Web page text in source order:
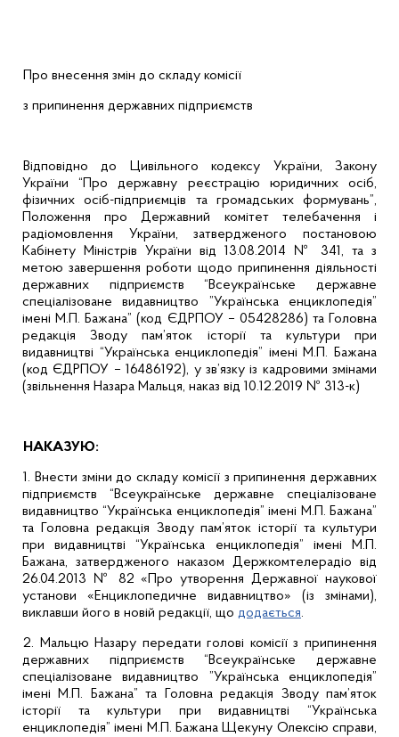
Про внесення змін до складу комісії
з припинення державних підприємств
Відповідно до Цивільного кодексу України, Закону
України “Про державну реєстрацію юридичних осіб,
фізичних осіб-підприємців та громадських формувань”,
Положення про Державний комітет телебачення і
радіомовлення України, затвердженого постановою
Кабінету
Міністрів
України від 13.08.2014 № 341, та з
метою завершення роботи щодо припинення діяльності
державних підприємств “Всеукраїнське державне
спеціалізоване видавництво ”Українська енциклопедія”
імені М.П. Бажана” (код ЄДРПОУ – 05428286) та Головна
редакція Зводу пам’яток історії та культури при
видавництві “Українська енциклопедія” імені М.П. Бажана
(код ЄДРПОУ – 16486192), у зв’язку із кадровими змінами
(звільнення Назара Мальця, наказ від 10.12.2019 № 313-к)
НАКАЗУЮ:
1. Внести зміни до складу комісії з припинення державних
підприємств “Всеукраїнське державне спеціалізоване
видавництво “Українська енциклопедія” імені М.П. Бажана”
та Головна редакція Зводу пам’яток історії та культури
при видавництві “Українська енциклопедія” імені М.П.
Бажана, затвердженого наказом Держкомтелерадіо від
26.04.2013 № 82 «Про утворення Державної наукової
установи «Енциклопедичне видавництво» (із змінами),
виклавши його в новій редакції, що додається.
2. Мальцю Назару передати голові комісії з припинення
державних підприємств “Всеукраїнське державне
спеціалізоване видавництво ”Українська енциклопедія”
імені М.П. Бажана” та Головна редакція Зводу пам’яток
історії та культури при видавництві “Українська
енциклопедія” імені М.П. Бажана Щекуну Олексію справи,